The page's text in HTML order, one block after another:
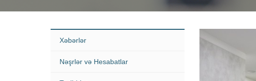
Xəbərlər
Nəşrlər və Hesabatlar